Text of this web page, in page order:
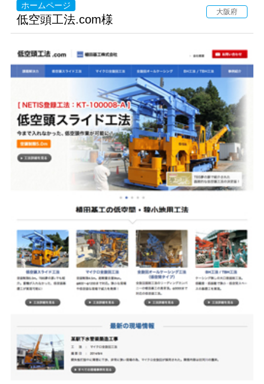
ホームページ
低空頭工法.com様
大阪府